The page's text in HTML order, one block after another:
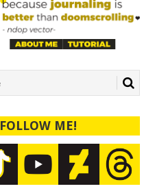
FOLLOW ME!